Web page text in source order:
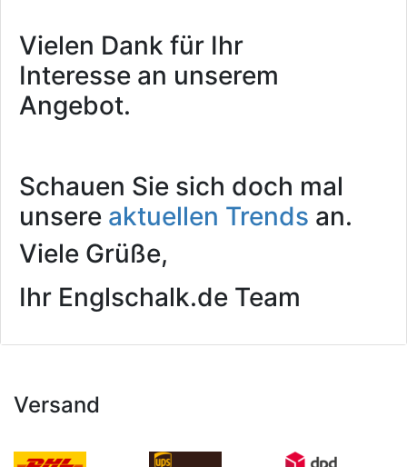
Vielen Dank für Ihr
Interesse an unserem
Angebot.
Schauen Sie sich doch mal
unsere aktuellen Trends an.
Viele Grüße,
Ihr Englschalk.de Team
Versand